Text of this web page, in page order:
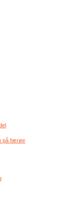
på færøe